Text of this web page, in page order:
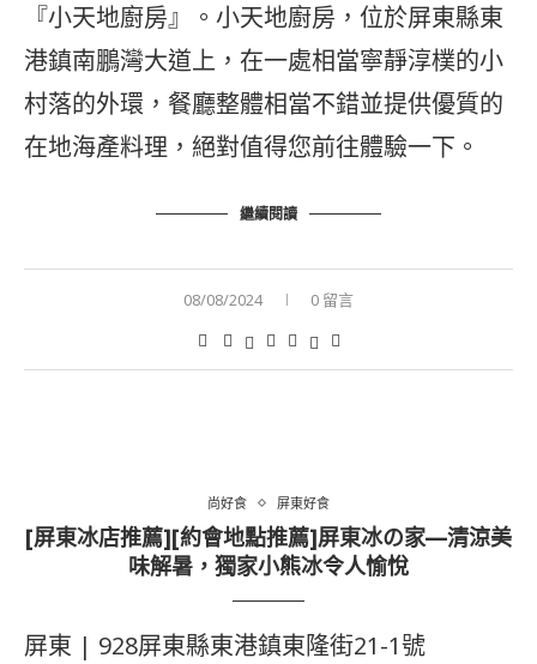
『小天地廚房』。小天地廚房，位於屏東縣東
港鎮南鵬灣大道上，在一處相當寧靜淳樸的小
村落的外環，餐廳整體相當不錯並提供優質的
在地海產料理，絕對值得您前往體驗一下。
繼續閱讀
08/08/2024 0 留言
尚好食 屏東好食
[屏東冰店推薦][約會地點推薦]屏東冰の家—清涼美
味解暑，獨家小熊冰令人愉悅
屏東 | 928屏東縣東港鎮東隆街21-1號